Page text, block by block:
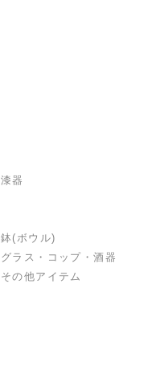
漆器
鉢(ボウル)
グラス・コップ・酒器
その他アイテム